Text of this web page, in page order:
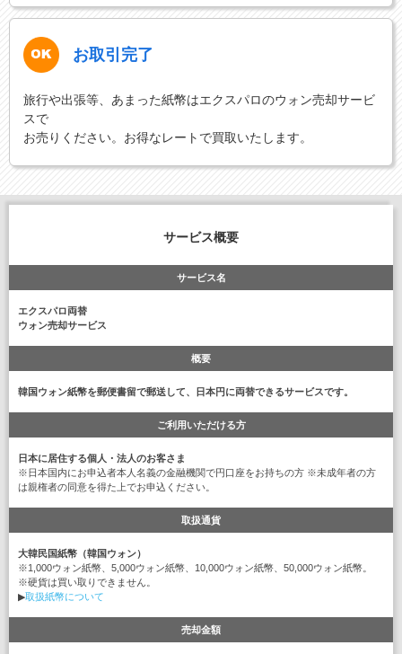
お取引完了
旅行や出張等、あまった紙幣はエクスパロのウォン売却サービ
スで
お売りください。お得なレートで買取いたします。
サービス概要
サービス名
エクスパロ両替
ウォン売却サービス
概要
韓国ウォン紙幣を郵便書留で郵送して、日本円に両替できるサービスです。
ご利用いただける方
日本に居住する個人・法人のお客さま
※日本国内にお申込者本人名義の金融機関で円口座をお持ちの方 ※未成年者の方
は親権者の同意を得た上でお申込ください。
取扱通貨
大韓民国紙幣（韓国ウォン）
※1,000ウォン紙幣、5,000ウォン紙幣、10,000ウォン紙幣、50,000ウォン紙幣。
※硬貨は買い取りできません。
▶取扱紙幣について
売却金額